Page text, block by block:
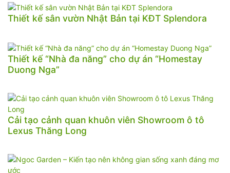
Thiết kế sân vườn Nhật Bản tại KĐT Splendora
Thiết kế “Nhà đa năng” cho dự án “Homestay
Duong Nga”
Cải tạo cảnh quan khuôn viên Showroom ô tô
Lexus Thăng Long